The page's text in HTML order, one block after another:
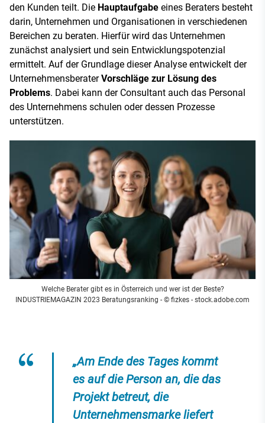
den Kunden teilt. Die Hauptaufgabe eines Beraters besteht
darin, Unternehmen und Organisationen in verschiedenen
Bereichen zu beraten. Hierfür wird das Unternehmen
zunächst analysiert und sein Entwicklungspotenzial
ermittelt. Auf der Grundlage dieser Analyse entwickelt der
UnternehmensberaterVorschläge zur Lösung des
Problems. Dabei kann der Consultant auch das Personal
des Unternehmens schulen oder dessen Prozesse
unterstützen.
Welche Berater gibt es in Österreich und wer ist der Beste?
INDUSTRIEMAGAZIN 2023 Beratungsranking - © fizkes - stock.adobe.com
„Am Ende des Tages kommt
es auf die Person an, die das
Projekt betreut, die
Unternehmensmarke liefert